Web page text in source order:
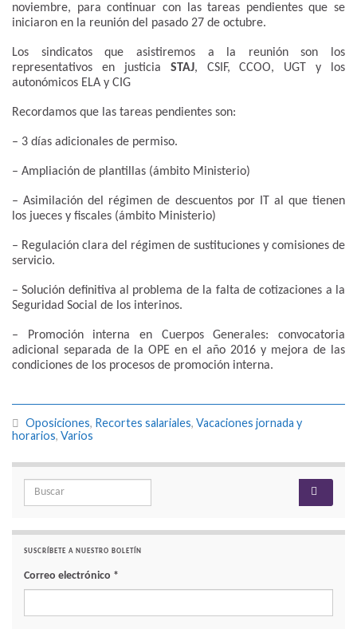
noviembre, para continuar con las tareas pendientes que se
iniciaron en la reunión del pasado 27 de octubre.
Los sindicatos que asistiremos a la reunión son los
representativos en justicia STAJ, CSIF, CCOO, UGT y los
autonómicos ELA y CIG
Recordamos que las tareas pendientes son:
– 3 días adicionales de permiso.
– Ampliación de plantillas (ámbito Ministerio)
– Asimilación del régimen de descuentos por IT al que tienen
los jueces y fiscales (ámbito Ministerio)
– Regulación clara del régimen de sustituciones y comisiones de
servicio.
– Solución definitiva al problema de la falta de cotizaciones a la
Seguridad Social de los interinos.
– Promoción interna en Cuerpos Generales: convocatoria
adicional separada de la OPE en el año 2016 y mejora de las
condiciones de los procesos de promoción interna.
Oposiciones, Recortes salariales, Vacaciones jornada y
horarios, Varios
Search for:
SUSCRÍBETE A NUESTRO BOLETÍN
Correo electrónico *